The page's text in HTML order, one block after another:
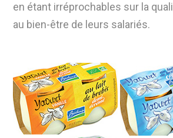
en étant irréprochables sur la
au bien-être de leurs salariés.